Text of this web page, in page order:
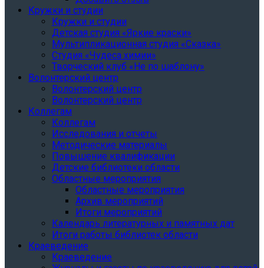
Кружки и студии
Кружки и студии
Детская студия «Яркие краски»
Мультипликационная студия «Сказка»
Студия «Чудеса химии»
Творческий клуб «Не по шаблону»
Волонтерский центр
Волонтерский центр
Волонтерский центр
Коллегам
Коллегам
Исследования и отчеты
Методические материалы
Повышение квалификации
Детские библиотеки области
Областные мероприятия
Областные мероприятия
Архив мероприятий
Итоги мероприятий
Календарь литературных и памятных дат
Итоги работы библиотек области
Краеведение
Краеведение